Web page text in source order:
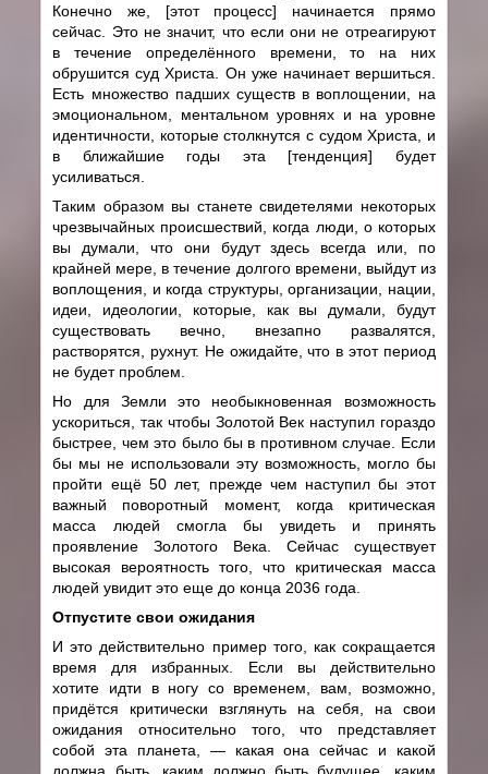
Конечно же, [этот процесс] начинается прямо
сейчас. Это не значит, что если они не отреагируют
в течение определённого времени, то на них
обрушится суд Христа. Он уже начинает вершиться.
Есть множество падших существ в воплощении, на
эмоциональном, ментальном уровнях и на уровне
идентичности, которые столкнутся с судом Христа, и
в ближайшие годы эта [тенденция] будет
усиливаться.
Таким образом вы станете свидетелями некоторых
чрезвычайных происшествий, когда люди, о которых
вы думали, что они будут здесь всегда или, по
крайней мере, в течение долгого времени, выйдут из
воплощения, и когда структуры, организации, нации,
идеи, идеологии, которые, как вы думали, будут
существовать вечно, внезапно развалятся,
растворятся, рухнут. Не ожидайте, что в этот период
не будет проблем.
Но для Земли это необыкновенная возможность
ускориться, так чтобы Золотой Век наступил гораздо
быстрее, чем это было бы в противном случае. Если
бы мы не использовали эту возможность, могло бы
пройти ещё 50 лет, прежде чем наступил бы этот
важный поворотный момент, когда критическая
масса людей смогла бы увидеть и принять
проявление Золотого Века. Сейчас существует
высокая
вероятность того, что критическая
масса
людей увидитэто еще до конца 2036 года.
Отпустите свои ожидания
И это действительно пример того, как сокращается
время для избранных. Если вы действительно
хотите идти в ногу со временем, вам, возможно,
придётся критически взглянуть на себя, на свои
ожидания относительно того, что представляет
собой эта планета, — какая она сейчас и какой
должна быть, каким должно быть будущее, каким